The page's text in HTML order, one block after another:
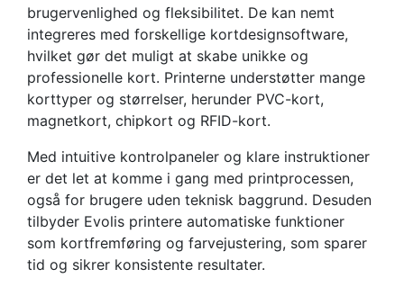
brugervenlighed og fleksibilitet. De kan nemt
integreres med forskellige kortdesignsoftware,
hvilket gør det muligt at skabe unikke og
professionelle kort. Printerne understøtter mange
korttyper og størrelser, herunder PVC-kort,
magnetkort, chipkort og RFID-kort.
Med intuitive kontrolpaneler og klare instruktioner
er det let at komme i gang med printprocessen,
også for brugere uden teknisk baggrund. Desuden
tilbyder Evolis printere automatiske funktioner
som kortfremføring og farvejustering, som sparer
tid og sikrer konsistente resultater.